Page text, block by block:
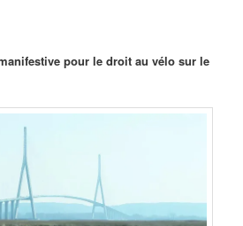
pour le droit au vélo sur le